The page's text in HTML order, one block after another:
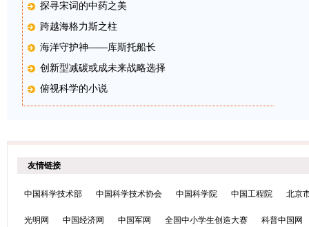
探寻宋词的中药之美
跨越海格力斯之柱
海洋守护神——库斯托船长
创新型减碳或成未来战略选择
俯视科学的小说
友情链接
中国科学技术部 中国科学技术协会 中国科学院 中国工程院 北京
光明网 中国经济网 中国军网 全国中小学生创造大赛 科普中国网